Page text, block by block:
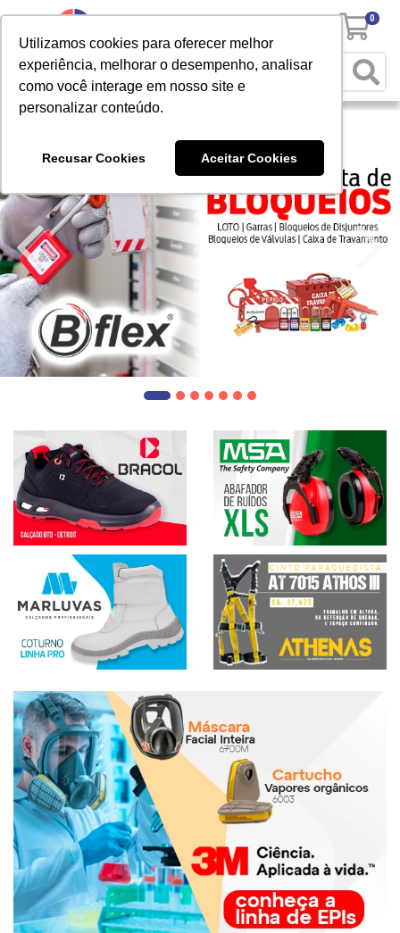
Utilizamos cookies para oferecer melhor
experiência, melhorar o desempenho, analisar
como você interage em nosso site e
personalizar conteúdo.
Recusar Cookies Aceitar Cookies
0